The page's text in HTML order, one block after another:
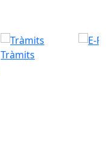
Tràmits